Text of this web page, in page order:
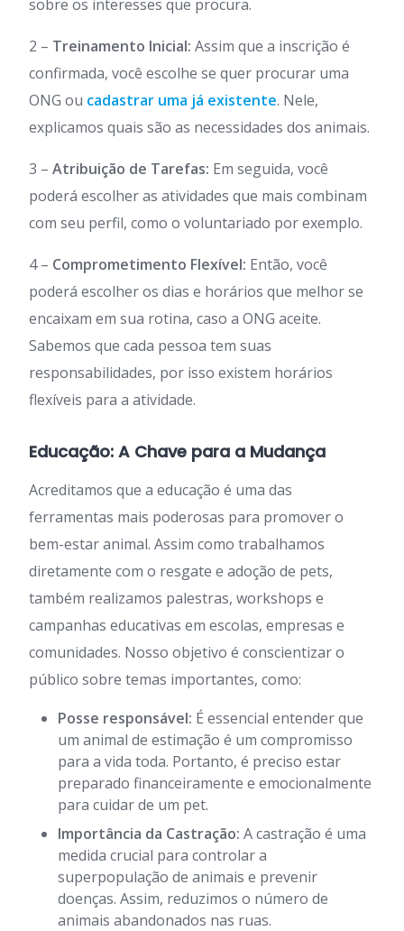
sobre os interesses que procura.
2 – Treinamento Inicial: Assim que a inscrição é
confirmada, você escolhe se quer procurar uma
ONG ou cadastrar uma já existente. Nele,
explicamos quais são as necessidades dos animais.
3 – Atribuição de Tarefas: Em seguida, você
poderá escolher as atividades que mais combinam
com seu perfil, como o voluntariado por exemplo.
4 – Comprometimento Flexível: Então, você
poderá escolher os dias e horários que melhor se
encaixam em sua rotina, caso a ONG aceite.
Sabemos que cada pessoa tem suas
responsabilidades, por isso existem horários
flexíveis para a atividade.
Educação: A Chave para a Mudança
Acreditamos que a educação é uma das
ferramentas mais poderosas para promover o
bem-estar animal. Assim como trabalhamos
diretamente com o resgate e adoção de pets,
também realizamos palestras, workshops e
campanhas educativas em escolas, empresas e
comunidades. Nosso objetivo é conscientizar o
público sobre temas importantes, como:
Posse responsável: É essencial entender que
um animal de estimação é um compromisso
para a vida toda. Portanto, é preciso estar
preparado financeiramente e emocionalmente
para cuidar de um pet.
Importância da Castração: A castração é uma
medida crucial para controlar a
superpopulação de animais e prevenir
doenças. Assim, reduzimos o número de
animais abandonados nas ruas.